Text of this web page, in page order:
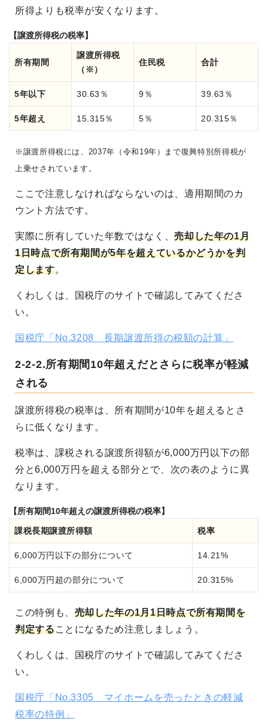
所得よりも税率が安くなります。
【譲渡所得税の税率】
所有期間
譲渡所得税
（※）
住民税 合計
5年以下 30.63％ 9％ 39.63％
5年超え 15.315％ 5％ 20.315％
※譲渡所得税には、2037年（令和19年）まで復興特別所得税が
上乗せされています。
ここで注意しなければならないのは、適用期間のカ
ウント方法です。
実際に所有していた年数ではなく、売却した年の1月
1日時点で所有期間が5年を超えているかどうかを判
定します。
くわしくは、国税庁のサイトで確認してみてくださ
い。
国税庁「No.3208 長期譲渡所得の税額の計算」
2-2-2.所有期間10年超えだとさらに税率が軽減
される
譲渡所得税の税率は、所有期間が10年を超えるとさ
らに低くなります。
税率は、課税される譲渡所得額が6,000万円以下の部
分と6,000万円を超える部分とで、次の表のように異
なります。
【所有期間10年超えの譲渡所得税の税率】
課税長期譲渡所得額 税率
6,000万円以下の部分について 14.21%
6,000万円超の部分について 20.315%
この特例も、 売却した年の1月1日時点で所有期間を
判定することになるため注意しましょう。
くわしくは、国税庁のサイトで確認してみてくださ
い。
国税庁「No.3305 マイホームを売ったときの軽減
税率の特例」